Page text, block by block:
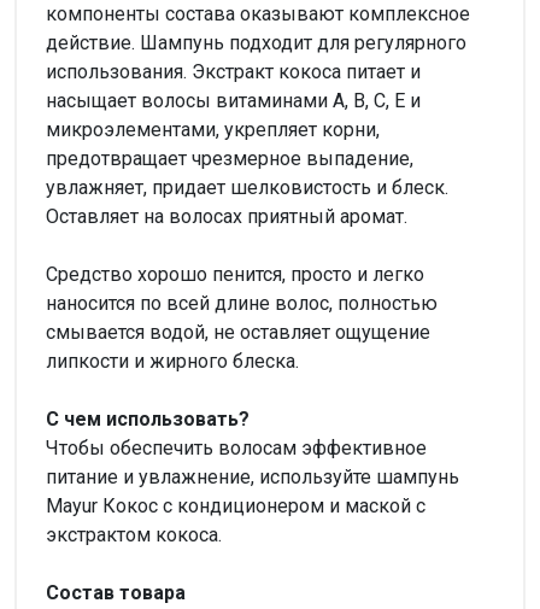
компоненты состава оказывают комплексное
действие. Шампунь подходит для регулярного
использования. Экстракт кокоса питает и
насыщает волосы витаминами А, В, С, Е и
микроэлементами, укрепляет корни,
предотвращает чрезмерное выпадение,
увлажняет, придает шелковистость и блеск.
Оставляет на волосах приятный аромат.
Средство хорошо пенится, просто и легко
наносится по всей длине волос, полностью
смывается водой, не оставляет ощущение
липкости и жирного блеска.
С чем использовать?
Чтобы обеспечить волосам эффективное
питание и увлажнение, используйте шампунь
Mayur Кокос с кондиционером и маской с
экстрактом кокоса.
Состав товара